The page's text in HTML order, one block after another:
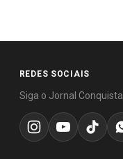
REDES SOCIAIS
Siga o Jornal Conquista